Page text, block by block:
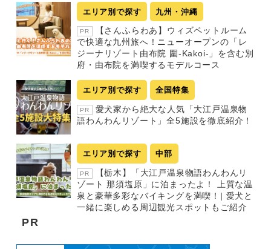
エリア別で探す 九州・沖縄
PR
【さんふらわあ】ウィズペットルーム
で快適な九州旅へ！ニューオープンの「レ
ジーナリゾート由布院 圍-Kakoi-」を含む別
府・由布院を満喫するモデルコース
エリア別で探す 全国特集
PR
愛犬家から絶大な人気「大江戸温泉物
語わんわんリゾート」全5施設を徹底紹介！
エリア別で探す 中部
PR
【栃木】「大江戸温泉物語わんわんリ
ゾート 那須塩原」に泊まったよ！ 上質な温
泉と豪華多彩なバイキングを満喫！| 愛犬と
一緒に楽しめる周辺観光スポットもご紹介
PR